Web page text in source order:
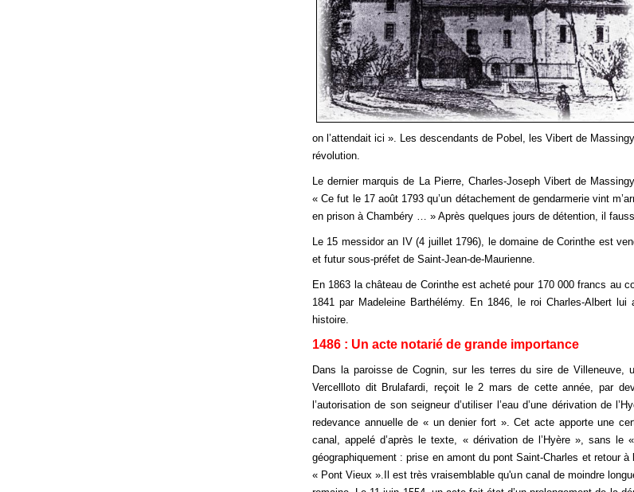
on l’attendait ici ». Les descendants de Pobel, les Vibert de
révolution.
Le dernier marquis de La Pierre, Charles-Joseph Vibert de
« Ce fut le 17 août 1793 qu’un détachement de gendarmerie vint
en prison à Chambéry … » Après quelques jours de détention, il
Le 15 messidor an IV (4 juillet 1796), le domaine de Corinthe est
et futur sous-préfet de Saint-Jean-de-Maurienne.
En 1863 la château de Corinthe est acheté pour 170 000 francs au
1841 par Madeleine Barthélémy. En 1846, le roi Charles-Albert
histoire.
1486 : Un acte notarié de grande importance
Dans la paroisse de Cognin, sur les terres du sire de Villeneuve,
Vercellloto dit Brulafardi, reçoit le 2 mars de cette année, par
l’autorisation de son seigneur d’utiliser l’eau d’une dérivation de
redevance annuelle de « un denier fort ». Cet acte apporte une
canal, appelé d’après le texte, « dérivation de l’Hyère », sans
géographiquement : prise en amont du pont Saint-Charles et retour à
« Pont Vieux ».Il est très vraisemblable qu'un canal de moindre